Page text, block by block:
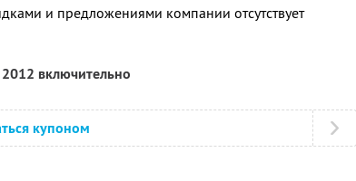
и предложениями компании отсутствует
включительно
купоном